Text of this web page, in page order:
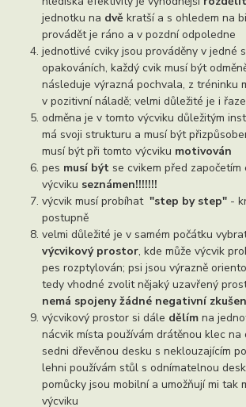
jednotku na dvě kratší a s ohledem na
provádět je ráno a v pozdní odpoledne
jednotlivé cviky jsou prováděny v jedné
opakováních, každý cvik musí být
následuje výrazná pochvala, z tréninku
v pozitivní náladě; velmi důležité je i
odměna je v tomto výcviku důležitým
má svoji strukturu a musí být
musí být při tomto výcviku motivován
pes musí být se cvikem před
výcviku seznámen!!!!!!!
výcvik musí probíhat"step by step" -
postupně
velmi důležité je v samém počátku
výcvikový prostor, kde může výcvik
pes rozptylován; psi jsou výrazně
tedy vhodné zvolit nějaký uzavřený
nemá spojeny žádné negativní
výcvikový prostor si dále dělím na
nácvik místa používám drátěnou klec na
sedni dřevěnou desku s neklouzajícím
lehni používám stůl s odnímatelnou
pomůcky jsou mobilní a umožňují mi tak
výcviku